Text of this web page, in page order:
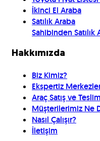
İkinci El Araba
Satılık Araba
Sahibinden Satılık
Hakkımızda
Biz Kimiz?
Ekspertiz
Araç Satış ve
Müşterilerimiz Ne
Nasıl Çalışır?
İletişim